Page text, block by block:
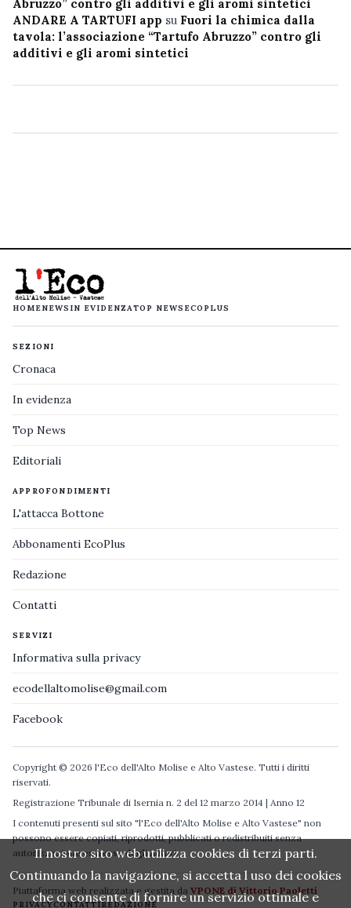
Abruzzo” contro gli additivi e gli aromi sintetici
ANDARE A TARTUFI app su Fuori la chimica dalla
tavola: l’associazione “Tartufo Abruzzo” contro gli
additivi e gli aromi sintetici
HOMENEWS IN EVIDENZATOP NEWS ECOPLUS
SEZIONI
Cronaca
In evidenza
Top News
Editoriali
APPROFONDIMENTI
L'attacca Bottone
Abbonamenti EcoPlus
Redazione
Contatti
SERVIZI
Informativa sulla privacy
ecodellaltomolise@gmail.com
Facebook
Copyright © 2026 l'Eco dell'Alto Molise e Alto Vastese. Tutti i diritti
riservati.
Registrazione Tribunale di Isernia n. 2 del 12 marzo 2014 | Anno 12
I contenuti presenti sul sito "l'Eco dell'Alto Molise e Alto Vastese" non
possono essere copiati, riprodotti, pubblicati o redistribuiti senza
autorizzazione espressa degli autori.
Piattaforma web realizzata e gestita da VPONE di Vittorio Paoletti
PRIVACYCONTATTIREDAZIONE
Il nostro sito web utilizza cookies di terzi parti.
Continuando la navigazione, si accetta l uso dei cookies
che ci consente di fornire un servizio ottimale e